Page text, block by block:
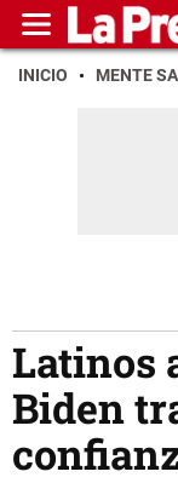
INICIO MENTE
Latinos
Biden